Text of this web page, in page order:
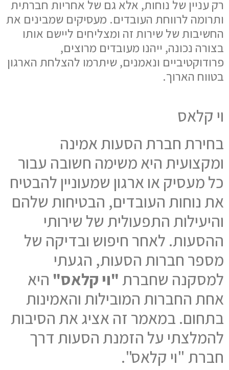
רק עניין של נוחות, אלא גם של אחריות חברתית
ותרומה לרווחת העובדים. מעסיקים שמבינים את
החשיבות של שירות זה ומצליחים ליישם אותו
בצורה נכונה, ייהנו מעובדים מרוצים,
פרודוקטיביים ונאמנים, שיתרמו להצלחת הארגון
בטווח הארוך.
וי קלאס
בחירת חברת הסעות אמינה
ומקצועית היא משימה חשובה עבור
כל מעסיק או ארגון שמעוניין להבטיח
את נוחות העובדים, הבטיחות שלהם
והיעילות התפעולית של שירותי
ההסעות. לאחר חיפוש ובדיקה של
מספר חברות הסעות, הגעתי
למסקנה שחברת "וי קלאס" היא
אחת החברות המובילות והאמינות
בתחום. במאמר זה אציג את הסיבות
להמלצתי על הזמנת הסעות דרך
חברת "וי קלאס".